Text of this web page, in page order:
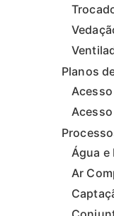
Planos
Água e
Ar